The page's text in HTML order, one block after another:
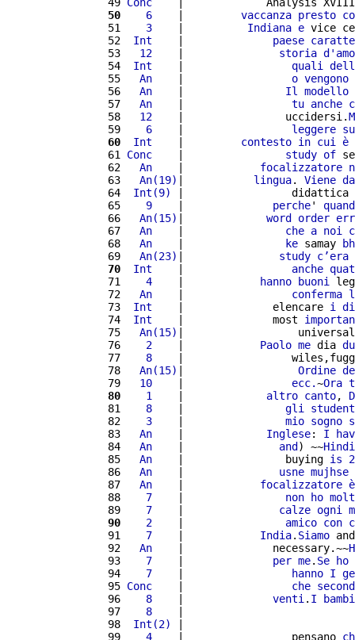
  50
   6
    |
vaccanza presto
  51
   3
    |
Indiana e vice
  52
Int
    |
paese
  53
  12
    |
storia d'
  54
Int
    |
quali
  55
  An
    |
o vengono
  56
  An
    |
Il
modello
  57
  An
    |
tu anche
  58
  12
    |                uccidersi.
  59
   6
    |
leggere
  60
Int
    |
contesto in cui
è
  61
Conc
    |
study of
  62
  An
    |
focalizzatore
  63
  An(19)
| lingua. Viene da
  64
Int(9)
|                 didattica
  65
   9
    |
perche'
  66
  An(15)
| word order
  67
  An
    |
che a noi
  68
  An
    |
ke samay
  69
  An(23)
| study c’era
  70
Int
    |
anche
  71
   4
    |
hanno buoni
  72
  An
    |
conferma
  73
Int
    |              elencare
i
  74
Int
    |              most
  75
  An(15)
|
  76
   2
    |
Paolo me dia
  77
   8
|
  78
  An(15)
| Ordine
  79
  10
    |
ecc.~Ora
  80
   1
    |
altro canto,
  81
   8
    |
gli
  82
   3
    |
mio sogno
  83
  An
    |
Inglese: I
  84
  An
    |
and) ~~Hindi
  85
  An
    |                buying
is
2
  86
  An
    |
usne mujhse
  87
  An
    |
focalizzatore è
  88
   7
    |
non ho
  89
   7
    |
calze ogni
  90
   2
    |
amico con
  91
   7
    |
India. Siamo
  92
  An
    |              necessary.~~
  93
   7
    |
per me. Se ho
  94
   7
    |
hanno I
  95
Conc
    |
che
  96
   8
    |
venti . I
  97
   8
  98
Int(2)
  99
   4
    |                 pensano